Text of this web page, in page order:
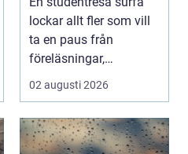
plugget
lockar allt fler som vill
ta en paus från
föreläsningar,
tentaplugg och sena
02 augusti 2026